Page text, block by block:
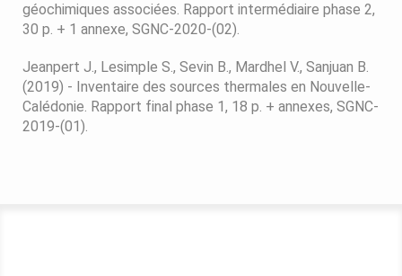
géochimiques associées. Rapport intermédiaire phase 2,
30 p. + 1 annexe, SGNC-2020-(02).
Jeanpert J., Lesimple S., Sevin B., Mardhel V., Sanjuan B.
(2019) - Inventaire des sources thermales en Nouvelle-
Calédonie. Rapport final phase 1, 18 p. + annexes, SGNC-
2019-(01).